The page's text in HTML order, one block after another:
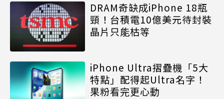
DRAM奇缺成iPhone 18瓶
頸！台積電10億美元待封裝
晶片只能枯等
iPhone Ultra摺疊機「5大
特點」配得起Ultra名字！
果粉看完更心動